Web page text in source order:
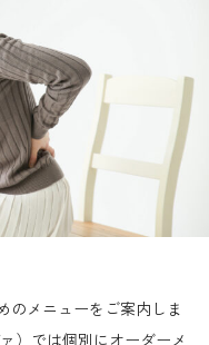
のメニューをご案内しま
）では個別にオーダーメ